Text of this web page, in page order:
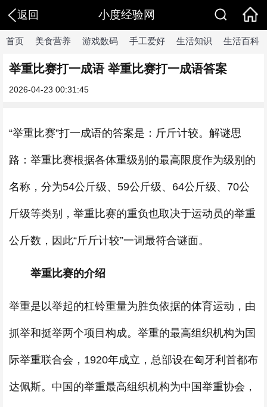
返回 小度经验网
首页 美食营养 游戏数码 手工爱好 生活知识 生活百科
举重比赛打一成语 举重比赛打一成语答案
2026-04-23 00:31:45
“举重比赛”打一成语的答案是：斤斤计较。解谜思
路：举重比赛根据各体重级别的最高限度作为级别的
名称，分为54公斤级、59公斤级、64公斤级、70公
斤级等类别，举重比赛的重负也取决于运动员的举重
公斤数，因此“斤斤计较”一词最符合谜面。
举重比赛的介绍
举重是以举起的杠铃重量为胜负依据的体育运动，由
抓举和挺举两个项目构成。举重的最高组织机构为国
际举重联合会，1920年成立，总部设在匈牙利首都布
达佩斯。中国的举重最高组织机构为中国举重协会，